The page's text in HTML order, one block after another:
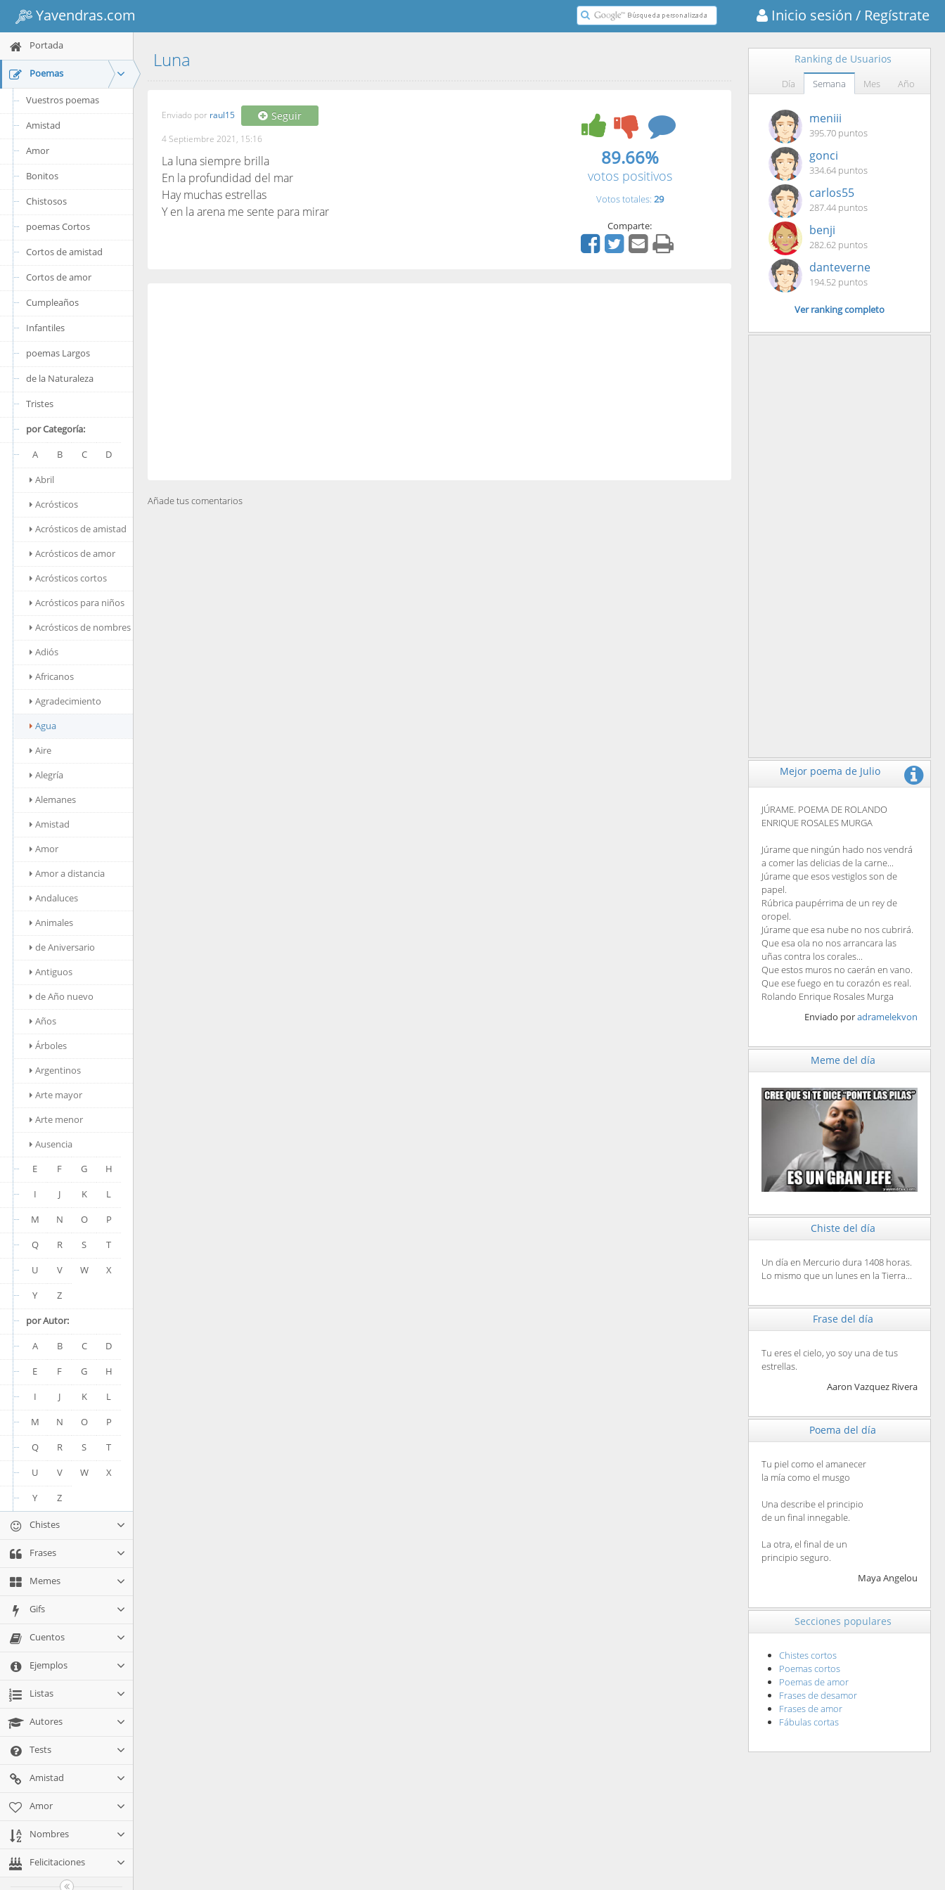
Yavendras.com Inicio sesión / Regístrate
Portada
Poemas
Vuestros poemas
Amistad
Amor
Bonitos
Chistosos
poemas Cortos
Cortos de amistad
Cortos de amor
Cumpleaños
Infantiles
poemas Largos
de la Naturaleza
Tristes
por Categoría:
A
B C
D
Abril
Acrósticos
Acrósticos de amistad
Acrósticos de amor
Acrósticos cortos
Acrósticos para niños
Acrósticos de nombres
Adiós
Africanos
Agradecimiento
Agua
Aire
Alegría
Alemanes
Amistad
Amor
Amor a distancia
Andaluces
Animales
de Aniversario
Antiguos
de Año nuevo
Años
Árboles
Argentinos
Arte mayor
Arte menor
Ausencia
E
F G
H
I
J K
L
M
N O
P
Q
R S
T
U
V W
X
Y
Z
por Autor:
A
B C
D
E
F G
H
I
J K
L
M
N O
P
Q
R S
T
U
V W
X
Y
Z
Chistes
Frases
Memes
Gifs
Cuentos
Ejemplos
Listas
Autores
Tests
Amistad
Amor
Nombres
Felicitaciones
Luna
Enviado por raul15 Seguir
4 Septiembre 2021, 15:16
La luna siempre brilla
En la profundidad del mar
Hay muchas estrellas
Y en la arena me sente para mirar
89.66%
votos positivos
Votos totales: 29
Comparte:
Añade tus comentarios
Ranking de Usuarios
Día Semana Mes Año
meniii
395.70 puntos
gonci
334.64 puntos
carlos55
287.44 puntos
benji
282.62 puntos
danteverne
194.52 puntos
Ver ranking completo
Mejor poema de Julio
JÚRAME. POEMA DE ROLANDO
ENRIQUE ROSALES MURGA
Júrame que ningún hado nos vendrá
a comer las delicias de la carne...
Júrame que esos vestiglos son de
papel.
Rúbrica paupérrima de un rey de
oropel.
Júrame que esa nube no nos cubrirá.
Que esa ola no nos arrancara las
uñas contra los corales...
Que estos muros no caerán en vano.
Que ese fuego en tu corazón es real.
Rolando Enrique Rosales Murga
Enviado poradramelekvon
Meme del día
Chiste del día
Un día en Mercurio dura 1408 horas.
Lo mismo que un lunes en la Tierra...
Frase del día
Tu eres el cielo, yo soy una de tus
estrellas.
Aaron Vazquez Rivera
Poema del día
Tu piel como el amanecer
la mía como el musgo
Una describe el principio
de un final innegable.
La otra, el final de un
principio seguro.
Maya Angelou
Secciones populares
Chistes cortos
Poemas cortos
Poemas de amor
Frases de desamor
Frases de amor
Fábulas cortas